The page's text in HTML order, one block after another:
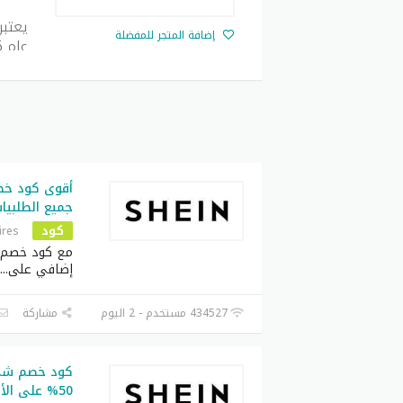
إضافة المتجر للمفضلة
جميع
كود
مع كود
إضافي على...
434527 مستخدم - 2 اليوم مشاركة
50% على